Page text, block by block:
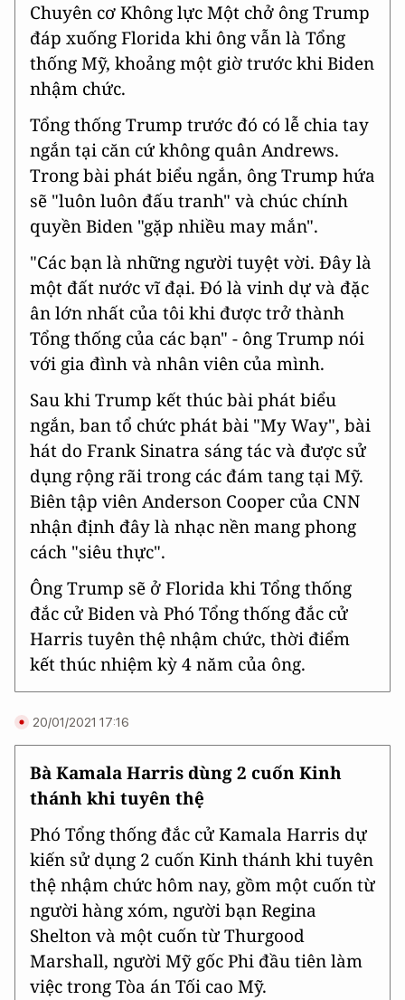
Chuyên cơ Không lực Một chở ông Trump
đáp xuống Florida khi ông vẫn là Tổng
thống Mỹ, khoảng một giờ trước khi Biden
nhậm chức.
Tổng thống Trump trước đó có lễ chia tay
ngắn tại căn cứ không quân Andrews.
Trong bài phát biểu ngắn, ông Trump hứa
sẽ "luôn luôn đấu tranh" và chúc chính
quyền Biden "gặp nhiều may mắn".
"Các bạn là những người tuyệt vời. Đây là
một đất nước vĩ đại. Đó là vinh dự và đặc
ân lớn nhất của tôi khi được trở thành
Tổng thống của các bạn" - ông Trump nói
với gia đình và nhân viên của mình.
Sau khi Trump kết thúc bài phát biểu
ngắn, ban tổ chức phát bài "My Way", bài
hát do Frank Sinatra sáng tác và được sử
dụng rộng rãi trong các đám tang tại Mỹ.
Biên tập viên Anderson Cooper của CNN
nhận định đây là nhạc nền mang phong
cách "siêu thực".
Ông Trump sẽ ở Florida khi Tổng thống
đắc cử Biden và Phó Tổng thống đắc cử
Harris tuyên thệ nhậm chức, thời điểm
kết thúc nhiệm kỳ 4 năm của ông.
20/01/2021 17:16
Bà Kamala Harris dùng 2 cuốn Kinh
thánh khi tuyên thệ
Phó Tổng thống đắc cử Kamala Harris dự
kiến sử dụng 2 cuốn Kinh thánh khi tuyên
thệ nhậm chức hôm nay, gồm một cuốn từ
người hàng xóm, người bạn Regina
Shelton và một cuốn từ Thurgood
Marshall, người Mỹ gốc Phi đầu tiên làm
việc trong Tòa án Tối cao Mỹ.